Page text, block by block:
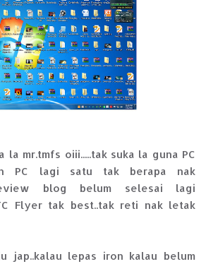
la mr.tmfs oiii.....tak suka la guna PC
PC lagi satu tak berapa nak
blog belum selesai lagi
Flyer tak best..tak reti nak letak
jap..kalau lepas iron kalau belum